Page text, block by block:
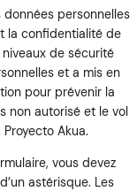
personnelles
la confidentialité de
de sécurité
et a mis en
pour prévenir la
non autorisé et le vol
Akua.
vous devez
astérisque. Les